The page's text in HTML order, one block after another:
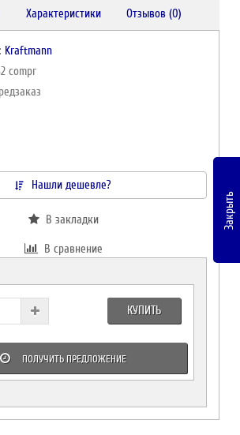
Характеристики Отзывов (0)
Kraftmann
compr
Нашли дешевле?
В закладки
В сравнение
КУПИТЬ
ПОЛУЧИТЬ ПРЕДЛОЖЕНИЕ
Закрыть